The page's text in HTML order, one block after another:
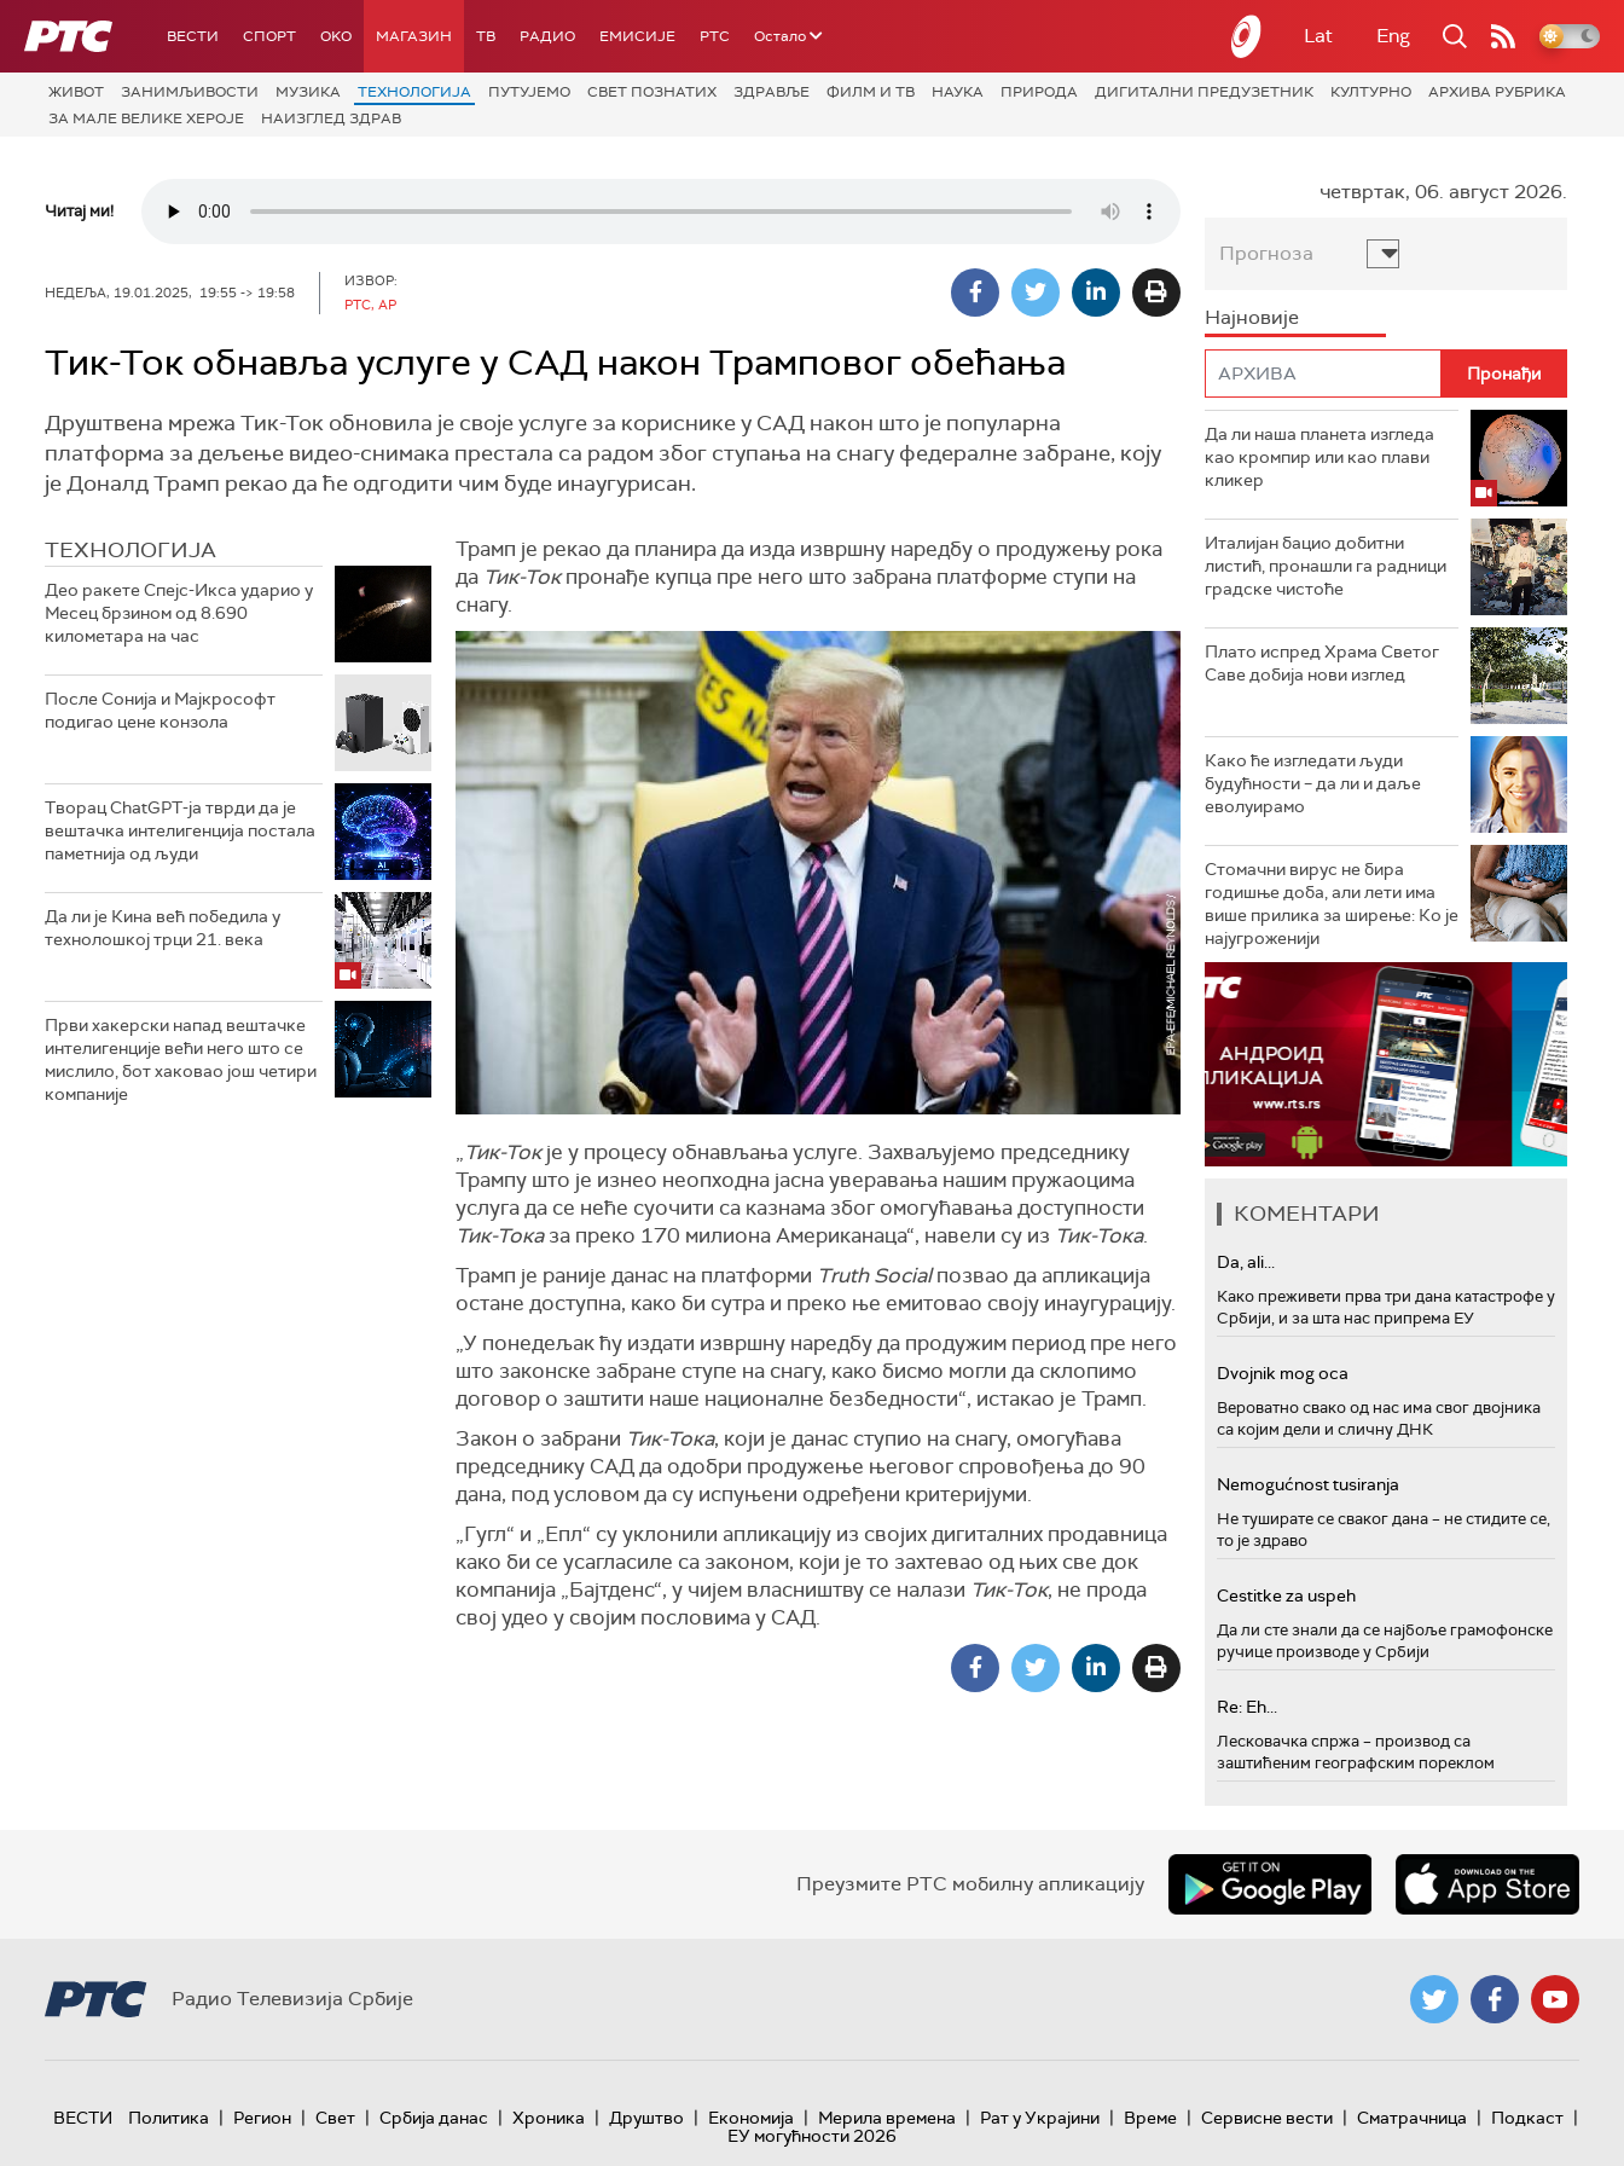
РТС ВЕСТИ СПОРТ OKO МАГАЗИН ТВ РАДИО ЕМИСИЈЕ РТС Остало Lat Eng
ЖИВОТ ЗАНИМЉИВОСТИ МУЗИКА ТЕХНОЛОГИЈA ПУТУЈЕМО СВЕТ ПОЗНАТИХ ЗДРАВЉЕ ФИЛМ И ТВ НАУКА ПРИРОДА ДИГИТАЛНИ ПРЕДУЗЕТНИК КУЛТУРНО
АРХИВА РУБРИКА
ЗА МАЛЕ ВЕЛИКЕ ХЕРОЈЕ
НАИЗГЛЕД ЗДРАВ
Читај ми!
НЕДЕЉА, 19.01.2025, 19:55 -> 19:58
ИЗВОР:
РТС, AP
Тик-Ток обнавља услуге у САД након Трамповог обећања
Друштвена мрежа Тик-Ток обновила је своје услуге за кориснике у САД након што је популарна
платформа за дељење видео-снимака престала са радом због ступања на снагу федералне забране, коју
је Доналд Трамп рекао да ће одгодити чим буде инаугурисан.
ТЕХНОЛОГИЈA
Део ракете Спејс-Икса ударио у
Месец брзином од 8.690
километара на час
После Сонија и Мајкрософт
подигао цене конзола
Творац ChatGPT-ја тврди да је
вештачка интелигенција постала
паметнија од људи
Да ли је Кина већ победила у
технолошкој трци 21. века
Први хакерски напад вештачке
интелигенције већи него што се
мислило, бот хаковао још четири
компаније
Трамп је рекао да планира да изда извршну наредбу о продужењу рока
да Тик-Токпронађе купца пре него што забрана платформе ступи на
снагу.
„Тик-Токје у процесу обнављања услуге. Захваљујемо председнику
Трампу што је изнео неопходна јасна уверавања нашим пружаоцима
услуга да се неће суочити са казнама због омогућавања доступности
Тик-Токаза преко 170 милиона Американаца“, навели су из Тик-Тока.
Трамп је раније данас на платформи Truth Socialпозвао да апликација
остане доступна, како би сутра и преко ње емитовао своју инаугурацију.
„У понедељак ћу издати извршну наредбу да продужим период пре него
што законске забране ступе на снагу, како бисмо могли да склопимо
договор о заштити наше националне безбедности“, истакао је Трамп.
Закон о забрани Тик-Тока, који је данас ступио на снагу, омогућава
председнику САД да одобри продужење његовог спровођења до 90
дана, под условом да су испуњени одређени критеријуми.
„Гугл“ и „Епл“ су уклонили апликацију из својих дигиталних продавница
како би се усагласиле са законом, који је то захтевао од њих све док
компанија „Бајтденс“, у чијем власништву се налази Тик-Ток, не прода
свој удео у својим пословима у САД.
четвртак, 06. август 2026.
Прогноза
Најновије
Да ли наша планета изгледа
као кромпир или као плави
кликер
Италијан бацио добитни
листић, пронашли га радници
градске чистоће
Плато испред Храма Светог
Саве добија нови изглед
Како ће изгледати људи
будућности – да ли и даље
еволуирамо
Стомачни вирус не бира
годишње доба, али лети има
више прилика за ширење: Ко је
најугроженији
КОМЕНТАРИ
Da, ali...
Како преживети прва три дана катастрофе у
Србији, и за шта нас припрема ЕУ
Dvojnik mog oca
Вероватно свако од нас има свог двојника
са којим дели и сличну ДНК
Nemogućnost tusiranja
Не туширате се сваког дана – не стидите се,
то је здраво
Cestitke za uspeh
Да ли сте знали да се најбоље грамофонске
ручице производе у Србији
Re: Eh...
Лесковачка спржа – производ са
заштићеним географским пореклом
Преузмите РТС мобилну апликацију
Радио Телевизија Србије
ВЕСТИ Политика | Регион | Свет | Србија данас | Хроника | Друштво | Економија | Мерила времена | Рат у Украјини | Време | Сервисне вести | Сматрачница | Подкаст |
ЕУ могућности 2026